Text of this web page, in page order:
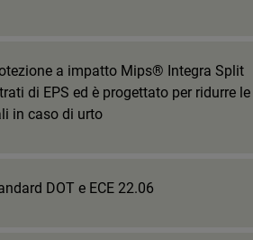
a impatto Mips® Integra Split
di EPS ed è progettato per ridurre le
in caso di urto
DOT e ECE 22.06